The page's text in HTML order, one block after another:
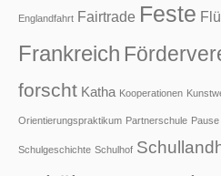
Englandfahrt Fairtrade Feste
Frankreich
forscht Katha Kooperationen
Orientierungspraktikum Partnerschule Pause
Schulgeschichte Schulhof